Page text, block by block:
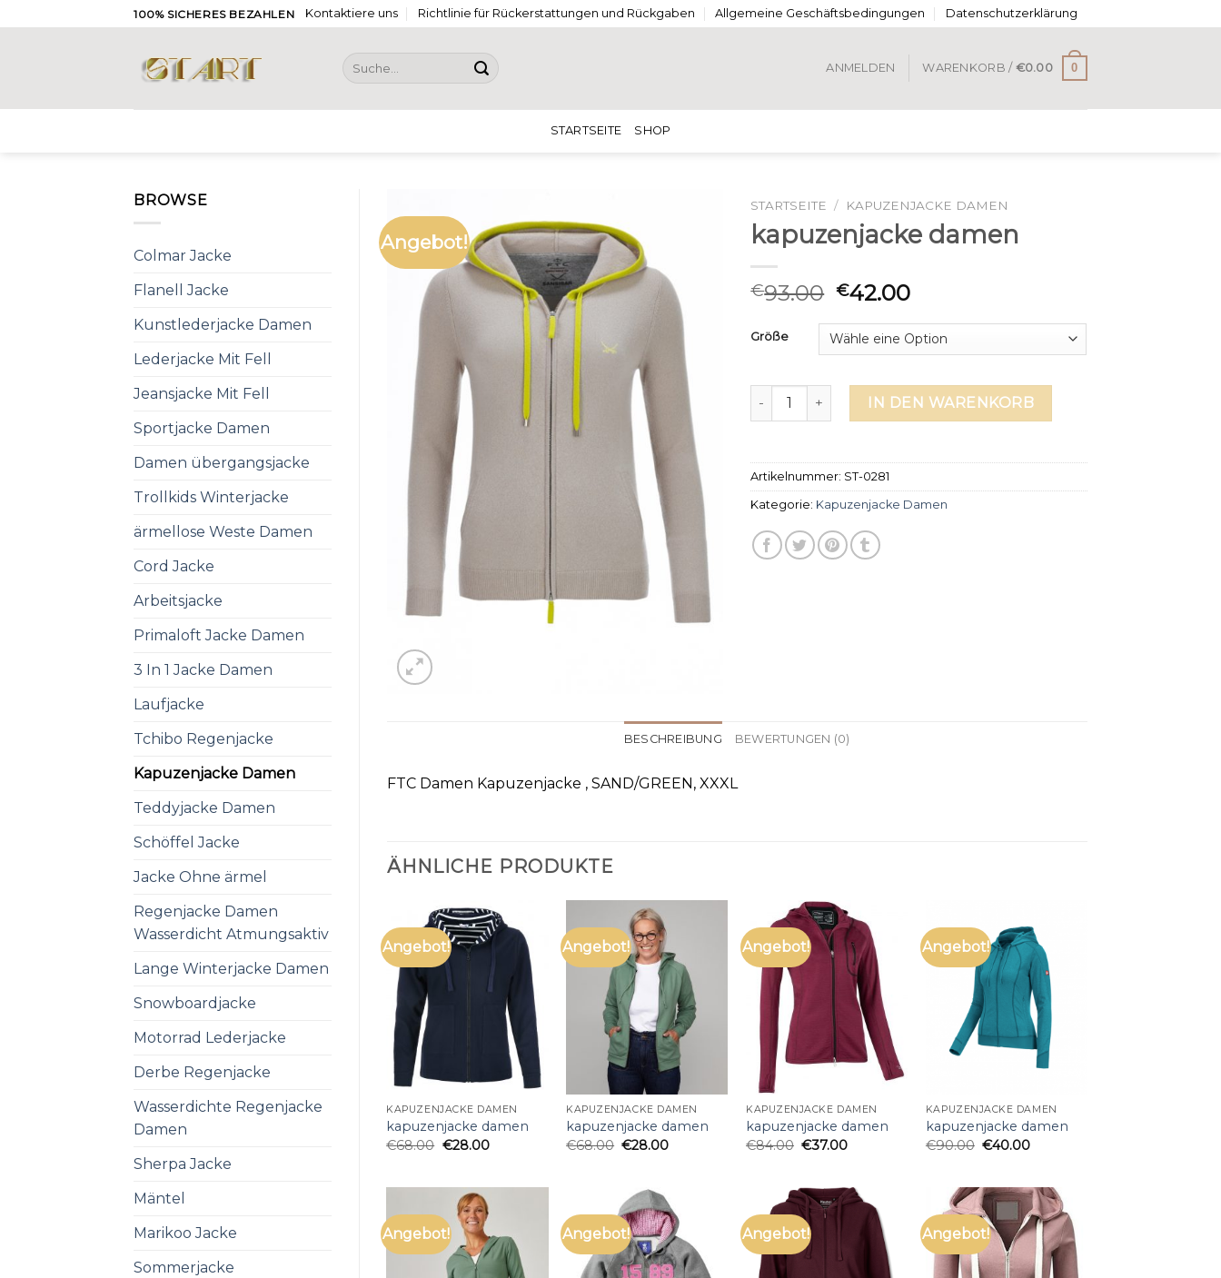
to
100% SICHERES BEZAHLEN Kontaktiere uns Richtlinie für Rückerstattungen und Rückgaben Allgemeine Geschäftsbedingungen Datenschutzerklärung
Suche
nach:
ANMELDEN WARENKORB / €0.00 0
STARTSEITE SHOP
BROWSE
Colmar Jacke
Flanell Jacke
Kunstlederjacke Damen
Lederjacke Mit Fell
Jeansjacke Mit Fell
Sportjacke Damen
Damen übergangsjacke
Trollkids Winterjacke
ärmellose Weste Damen
Cord Jacke
Arbeitsjacke
Primaloft Jacke Damen
3 In 1 Jacke Damen
Laufjacke
Tchibo Regenjacke
Kapuzenjacke Damen
Teddyjacke Damen
Schöffel Jacke
Jacke Ohne ärmel
Regenjacke Damen
Wasserdicht Atmungsaktiv
Lange Winterjacke Damen
Snowboardjacke
Motorrad Lederjacke
Derbe Regenjacke
Wasserdichte Regenjacke
Damen
Sherpa Jacke
Mäntel
Marikoo Jacke
Sommerjacke
Angebot!
STARTSEITE / KAPUZENJACKE DAMEN
kapuzenjacke damen
€93.00 €42.00
Größe
kapuzenjacke damen MengeIN DEN WARENKORB
Artikelnummer: ST-0281
Kategorie: Kapuzenjacke Damen
BESCHREIBUNG BEWERTUNGEN (0)
FTC Damen Kapuzenjacke , SAND/GREEN, XXXL
ÄHNLICHE PRODUKTE
Angebot!
KAPUZENJACKE DAMEN
kapuzenjacke damen
€68.00 €28.00
Angebot!
KAPUZENJACKE DAMEN
kapuzenjacke damen
€68.00 €28.00
Angebot!
KAPUZENJACKE DAMEN
kapuzenjacke damen
€84.00 €37.00
Angebot!
KAPUZENJACKE DAMEN
kapuzenjacke damen
€90.00 €40.00
Angebot! Angebot! Angebot! Angebot!